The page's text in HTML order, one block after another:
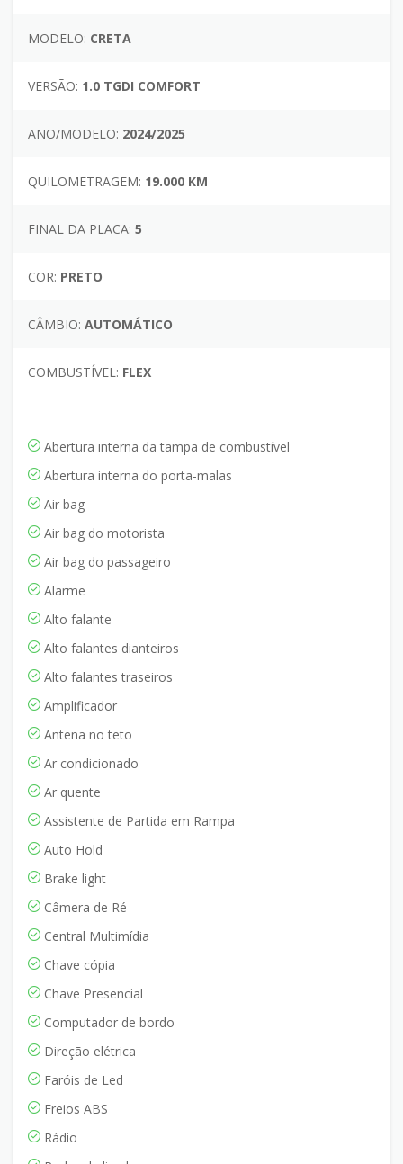
MODELO: CRETA
VERSÃO: 1.0 TGDI COMFORT
ANO/MODELO: 2024/2025
QUILOMETRAGEM: 19.000 KM
FINAL DA PLACA: 5
COR: PRETO
CÂMBIO: AUTOMÁTICO
COMBUSTÍVEL: FLEX
Abertura interna da tampa de combustível
Abertura interna do porta-malas
Air bag
Air bag do motorista
Air bag do passageiro
Alarme
Alto falante
Alto falantes dianteiros
Alto falantes traseiros
Amplificador
Antena no teto
Ar condicionado
Ar quente
Assistente de Partida em Rampa
Auto Hold
Brake light
Câmera de Ré
Central Multimídia
Chave cópia
Chave Presencial
Computador de bordo
Direção elétrica
Faróis de Led
Freios ABS
Rádio